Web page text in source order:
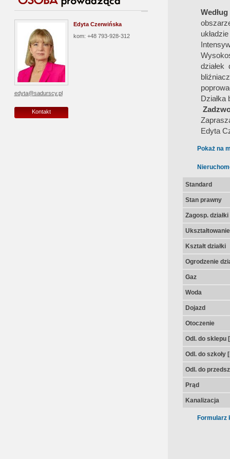
Edyta Czerwińska
kom: +48 793-928-312
edyta@sadurscy.pl
Kontakt
Edyta
Pokaż na
Standard
Stan prawny
Zagosp. działki
Kształt działki
Ogrodzenie
Gaz
Woda
Dojazd
Otoczenie
Odl. do sklepu
Odl. do szkoły
Odl. do
Prąd
Kanalizacja
Formularz